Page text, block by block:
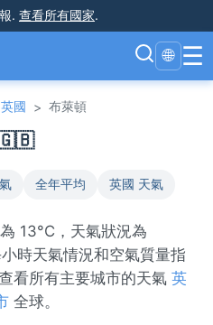
. 查看所有國家.
🌐 ☰
英國 > 布萊頓
🇬🇧
全年平均 英國 天氣
13°C，天氣狀況為
時天氣情況和空氣質量指
看所有主要城市的天氣 英
全球。